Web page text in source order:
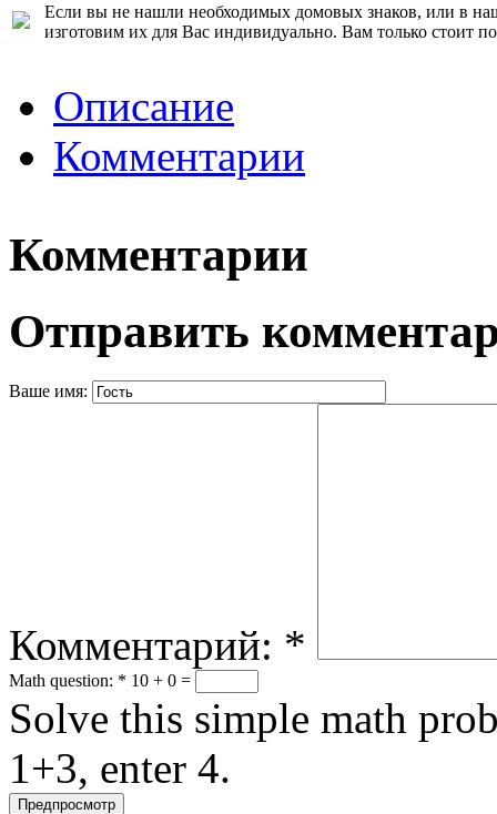
Если вы не нашли необходимых домовых знаков, или в
изготовим их для Вас индивидуально. Вам только стоит
Описание
Комментарии
Комментарии
Отправить
Ваше имя:
Комментарий: *
Math question: * 10 + 0 =
Solve this simple math
1+3, enter 4.